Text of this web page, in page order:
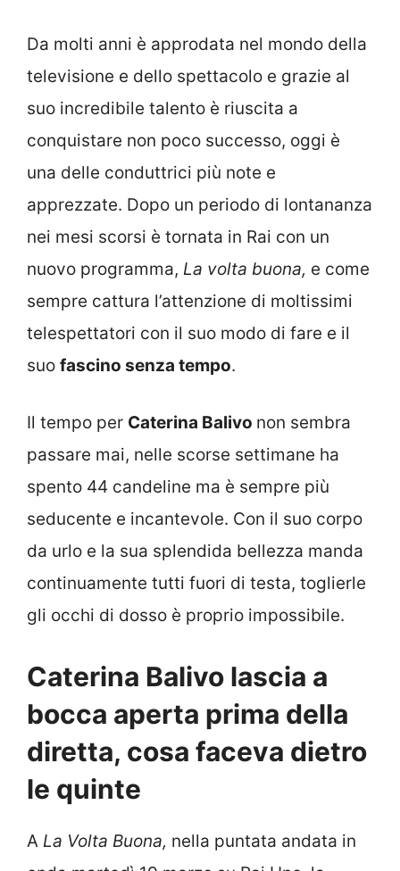
Da molti anni è approdata nel mondo della
televisione e dello spettacolo e grazie al
suo incredibile talento è riuscita a
conquistare non poco successo, oggi è
una delle conduttrici più note e
apprezzate. Dopo un periodo di lontananza
nei mesi scorsi è tornata in Rai con un
nuovo programma, La volta buona, e come
sempre cattura l’attenzione di moltissimi
telespettatori con il suo modo di fare e il
suo fascino senza tempo.
Il tempo per Caterina Balivo non sembra
passare mai, nelle scorse settimane ha
spento 44 candeline ma è sempre più
seducente e incantevole. Con il suo corpo
da urlo e la sua splendida bellezza manda
continuamente tutti fuori di testa, toglierle
gli occhi di dosso è proprio impossibile.
Caterina Balivo lascia a
bocca aperta prima della
diretta, cosa faceva dietro
le quinte
A La Volta Buona, nella puntata andata in